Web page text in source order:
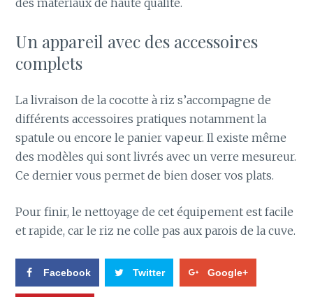
des matériaux de haute qualité.
Un appareil avec des accessoires
complets
La livraison de la cocotte à riz s’accompagne de
différents accessoires pratiques notamment la
spatule ou encore le panier vapeur. Il existe même
des modèles qui sont livrés avec un verre mesureur.
Ce dernier vous permet de bien doser vos plats.
Pour finir, le nettoyage de cet équipement est facile
et rapide, car le riz ne colle pas aux parois de la cuve.
Facebook Twitter Google+